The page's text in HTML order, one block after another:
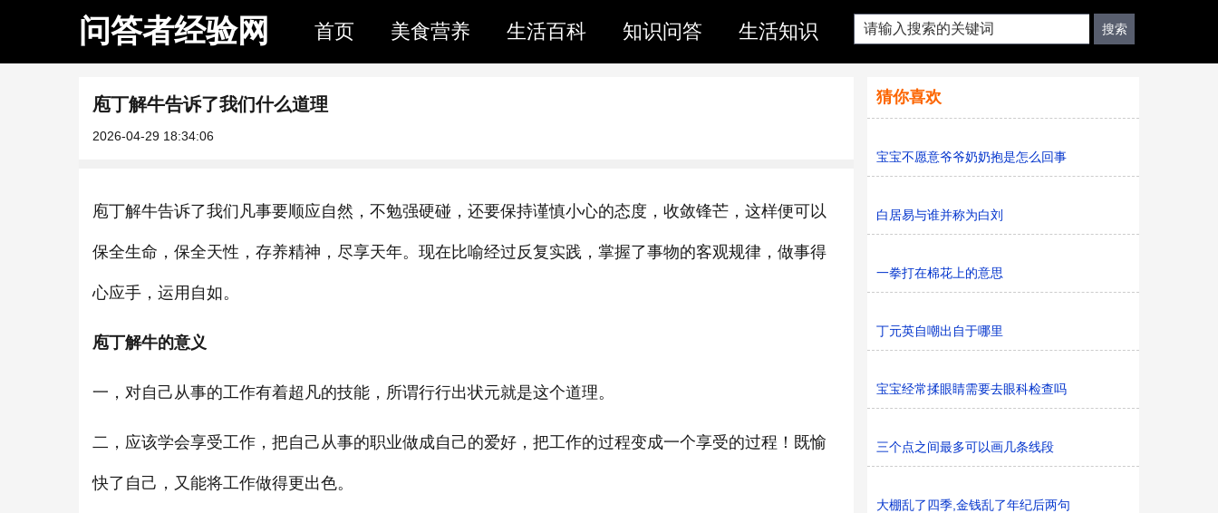
问答者经验网 首页 美食营养 生活百科 知识问答 生活知识
庖丁解牛告诉了我们什么道理
2026-04-29 18:34:06
庖丁解牛告诉了我们凡事要顺应自然，不勉强硬碰，还要保持谨慎小心的态度，收敛锋芒，这样便可以
保全生命，保全天性，存养精神，尽享天年。现在比喻经过反复实践，掌握了事物的客观规律，做事得
心应手，运用自如。
庖丁解牛的意义
一，对自己从事的工作有着超凡的技能，所谓行行出状元就是这个道理。
二，应该学会享受工作，把自己从事的职业做成自己的爱好，把工作的过程变成一个享受的过程！既愉
快了自己，又能将工作做得更出色。
猜你喜欢
宝宝不愿意爷爷奶奶抱是怎么回事
白居易与谁并称为白刘
一拳打在棉花上的意思
丁元英自嘲出自于哪里
宝宝经常揉眼睛需要去眼科检查吗
三个点之间最多可以画几条线段
大棚乱了四季,金钱乱了年纪后两句